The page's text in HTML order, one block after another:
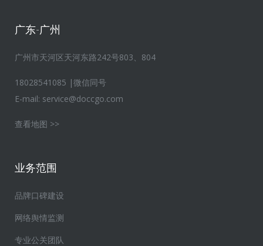
广东-广州
广州市天河区天河东路242号803、804
18028541085 |微信同号
E-mail: service@doccgo.com
查看地图 >>
业务范围
品牌口碑建设
网络舆情监测
专业公关团队